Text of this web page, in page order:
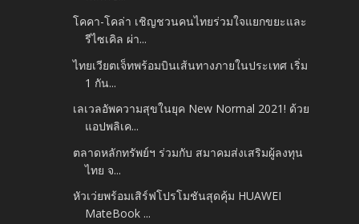
โคคา-โคล่า เชิญชวนคนไทยร่วมใจแยกขยะและ
รีไซเคิล ผ่า...
ไทยเวียตเจ็ทพร้อมบินเส้นทางภายในประเทศ เริ่ม
1 กัน...
เลเวลอัพความสุขในยุค New Normal 2021! ด้วย
แอปพลิเค...
ตลาดหลักทรัพย์ฯ ร่วมกับ สมาคมส่งเสริมผู้ลงทุน
ไทย จ...
หัวเว่ยพร้อมเสิร์ฟโปรโมชันสุดคุ้ม HUAWEI
MateBook ...